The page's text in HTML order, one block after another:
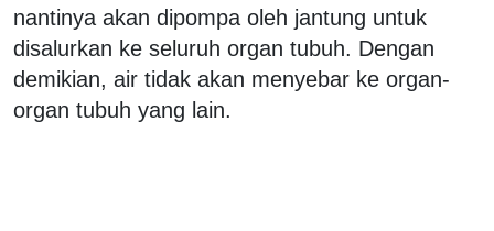
nantinya akan dipompa oleh jantung untuk
disalurkan ke seluruh organ tubuh. Dengan
demikian, air tidak akan menyebar ke organ-
organ tubuh yang lain.